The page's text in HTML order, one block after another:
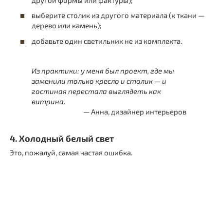
выберите столик из другого материала (к ткани —
дерево или камень);
добавьте один светильник не из комплекта.
Из практики: у меня был проект, где мы
заменили только кресло и столик — и
гостиная перестала выглядеть как
витрина.
Анна, дизайнер интерьеров
4. Холодный белый свет
Это, пожалуй, самая частая ошибка.